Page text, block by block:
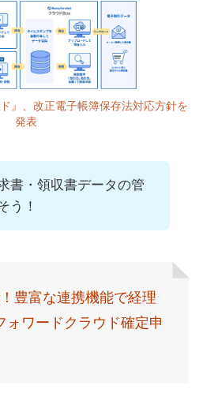
』、改正電子帳簿保存法対応方針を
発表
書・領収書データの管
う！
豊富な連携機能で経理
ォワードクラウド確定申